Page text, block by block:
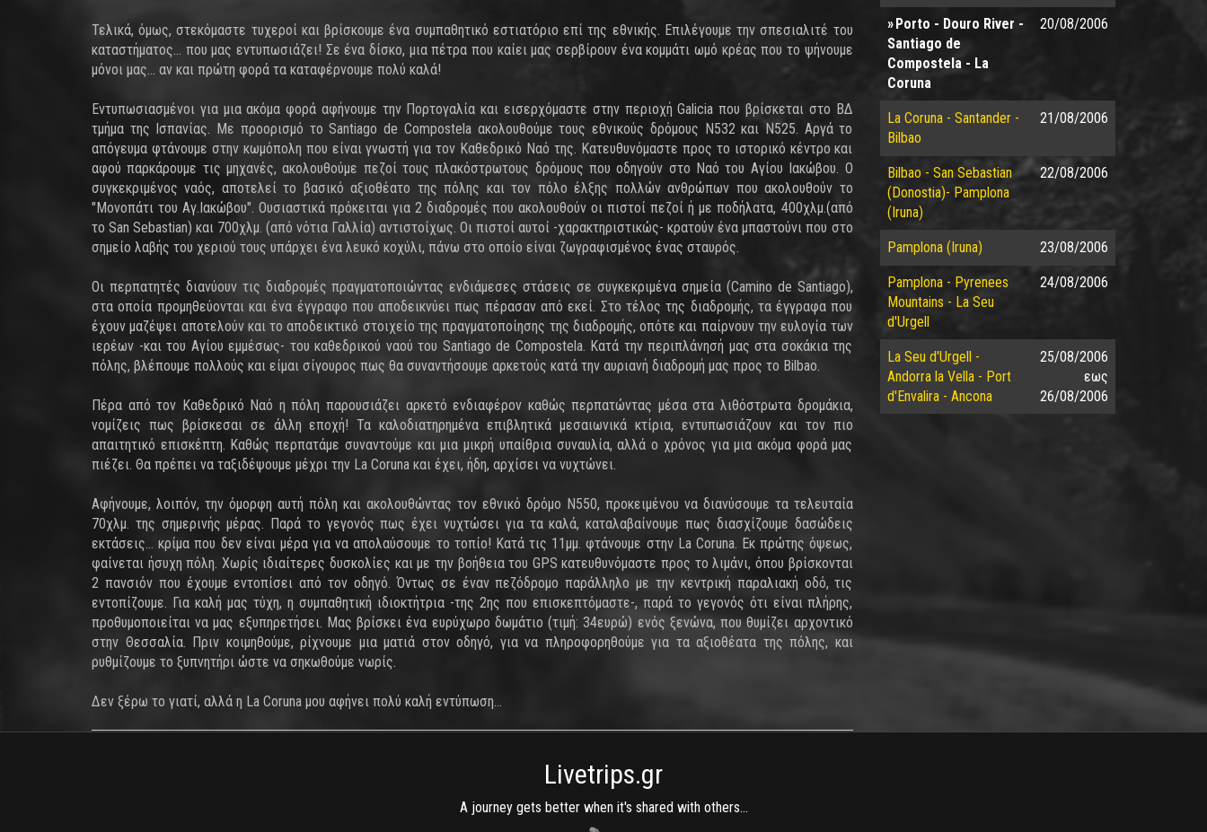
Τελικά, όμως, στεκόμαστε τυχεροί και βρίσκουμε ένα συμπαθητικό εστιατόριο επί της εθνικής. Επιλέγουμε την σπεσιαλιτέ του
καταστήματος... που μας εντυπωσιάζει! Σε ένα δίσκο, μια πέτρα που καίει μας σερβίρουν ένα κομμάτι ωμό κρέας που το ψήνουμε
μόνοι μας... αν και πρώτη φορά τα καταφέρνουμε πολύ καλά!
Εντυπωσιασμένοι για μια ακόμα φορά αφήνουμε την Πορτογαλία και εισερχόμαστε στην περιοχή Galicia που βρίσκεται στο ΒΔ
τμήμα της Ισπανίας. Με προορισμό το Santiago de Compostela ακολουθούμε τους εθνικούς δρόμους Ν532 και Ν525. Αργά το
απόγευμα φτάνουμε στην κωμόπολη που είναι γνωστή για τον Καθεδρικό Ναό της. Κατευθυνόμαστε προς το ιστορικό κέντρο και
αφού παρκάρουμε τις μηχανές, ακολουθούμε πεζοί τους πλακόστρωτους δρόμους που οδηγούν στο Ναό του Αγίου Ιακώβου. Ο
συγκεκριμένος ναός, αποτελεί το βασικό αξιοθέατο της πόλης και τον πόλο έλξης πολλών ανθρώπων που ακολουθούν το
"Μονοπάτι του Αγ.Ιακώβου". Ουσιαστικά πρόκειται για 2 διαδρομές που ακολουθούν οι πιστοί πεζοί ή με ποδήλατα, 400χλμ.(από
το San Sebastian) και 700χλμ. (από νότια Γαλλία) αντιστοίχως. Οι πιστοί αυτοί -χαρακτηριστικώς- κρατούν ένα μπαστούνι που στο
σημείο λαβής του χεριού τους υπάρχει ένα λευκό κοχύλι, πάνω στο οποίο είναι ζωγραφισμένος ένας σταυρός.
Οι περπατητές διανύουν τις διαδρομές πραγματοποιώντας ενδιάμεσες στάσεις σε συγκεκριμένα σημεία (Camino de Santiago),
στα οποία προμηθεύονται και ένα έγγραφο που αποδεικνύει πως πέρασαν από εκεί. Στο τέλος της διαδρομής, τα έγγραφα που
έχουν μαζέψει αποτελούν και το αποδεικτικό στοιχείο της πραγματοποίησης της διαδρομής, οπότε και παίρνουν την ευλογία των
ιερέων -και του Αγίου εμμέσως- του καθεδρικού ναού του Santiago de Compostela. Κατά την περιπλάνησή μας στα σοκάκια της
πόλης, βλέπουμε πολλούς και είμαι σίγουρος πως θα συναντήσουμε αρκετούς κατά την αυριανή διαδρομή μας προς το Bilbao.
Πέρα από τον Καθεδρικό Ναό η πόλη παρουσιάζει αρκετό ενδιαφέρον καθώς περπατώντας μέσα στα λιθόστρωτα δρομάκια,
νομίζεις πως βρίσκεσαι σε άλλη εποχή! Τα καλοδιατηρημένα επιβλητικά μεσαιωνικά κτίρια, εντυπωσιάζουν και τον πιο
απαιτητικό επισκέπτη. Καθώς περπατάμε συναντούμε και μια μικρή υπαίθρια συναυλία, αλλά ο χρόνος για μια ακόμα φορά μας
πιέζει. Θα πρέπει να ταξιδέψουμε μέχρι την La Coruna και έχει, ήδη, αρχίσει να νυχτώνει.
Αφήνουμε, λοιπόν, την όμορφη αυτή πόλη και ακολουθώντας τον εθνικό δρόμο Ν550, προκειμένου να διανύσουμε τα τελευταία
70χλμ. της σημερινής μέρας. Παρά το γεγονός πως έχει νυχτώσει για τα καλά, καταλαβαίνουμε πως διασχίζουμε δασώδεις
εκτάσεις... κρίμα που δεν είναι μέρα για να απολαύσουμε το τοπίο! Κατά τις 11μμ. φτάνουμε στην La Coruna. Εκ πρώτης όψεως,
φαίνεται ήσυχη πόλη. Χωρίς ιδιαίτερες δυσκολίες και με την βοήθεια του GPS κατευθυνόμαστε προς το λιμάνι, όπου βρίσκονται
2 πανσιόν που έχουμε εντοπίσει από τον οδηγό. Όντως σε έναν πεζόδρομο παράλληλο με την κεντρική παραλιακή οδό, τις
εντοπίζουμε. Για καλή μας τύχη, η συμπαθητική ιδιοκτήτρια -της 2ης που επισκεπτόμαστε-, παρά το γεγονός ότι είναι πλήρης,
προθυμοποιείται να μας εξυπηρετήσει. Μας βρίσκει ένα ευρύχωρο δωμάτιο (τιμή: 34ευρώ) ενός ξενώνα, που θυμίζει αρχοντικό
στην Θεσσαλία. Πριν κοιμηθούμε, ρίχνουμε μια ματιά στον οδηγό, για να πληροφορηθούμε για τα αξιοθέατα της πόλης, και
ρυθμίζουμε το ξυπνητήρι ώστε να σηκωθούμε νωρίς.
Δεν ξέρω το γιατί, αλλά η La Coruna μου αφήνει πολύ καλή εντύπωση...
Porto - Douro River -
Santiago de
Compostela - La
Coruna
20/08/2006
La Coruna - Santander -
Bilbao
21/08/2006
Bilbao - San Sebastian
(Donostia)- Pamplona
(Iruna)
22/08/2006
Pamplona (Iruna) 23/08/2006
Pamplona - Pyrenees
Mountains - La Seu
d'Urgell
24/08/2006
La Seu d'Urgell -
Andorra la Vella - Port
d'Envalira - Ancona
25/08/2006
εως
26/08/2006
Livetrips.gr
A journey gets better when it's shared with others...